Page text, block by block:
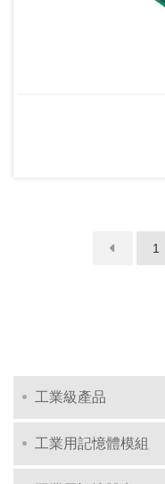
1
工業級產品
工業用記憶體模組